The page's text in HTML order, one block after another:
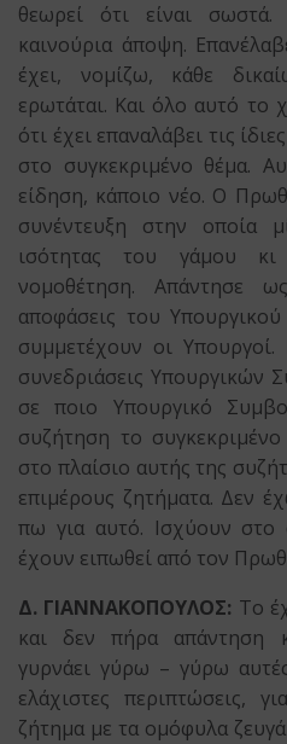
θεωρεί ότι είναι
καινούρια άποψη.
έχει, νομίζω, κάθε
ερωτάται. Και όλο αυτό το
ότι έχει επαναλάβει τις
στο συγκεκριμένο θέμα.
είδηση, κάποιο νέο. Ο
συνέντευξη στην οποία
ισότητας του γάμου
νομοθέτηση. Απάντησε
αποφάσεις του
συμμετέχουν οι Υπουργοί.
συνεδριάσεις Υπουργικών
σε ποιο Υπουργικό
συζήτηση το
στο πλαίσιο αυτής της
επιμέρους ζητήματα. Δεν
πω για αυτό. Ισχύουν στο
έχουν ειπωθεί από τον
Δ. ΓΙΑΝΝΑΚΟΠΟΥΛΟΣ: Το
και δεν πήρα απάντηση
γυρνάει γύρω – γύρω
ελάχιστες περιπτώσεις,
ζήτημα με τα ομόφυλα